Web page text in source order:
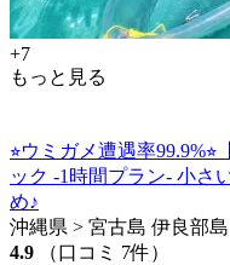
+7
もっと見る
⭐︎ウミガメ遭遇率
ック -1時間プラン- 小さ
め♪
沖縄県 > 宮古島 伊良部
4.9
（口コミ 7件）